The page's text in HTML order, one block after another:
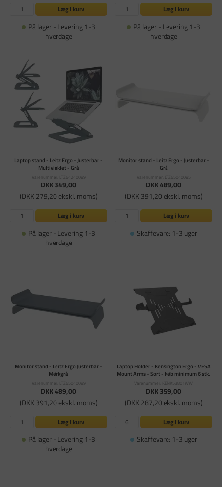
Læg i kurv
På lager - Levering 1-3
hverdage
Læg i kurv
På lager - Levering 1-3
hverdage
Laptop stand - Leitz Ergo - Justerbar -
Multivinklet - Grå
Varenummer: LTZ64240089
DKK 349,00
(DKK 279,20 ekskl. moms)
Læg i kurv
På lager - Levering 1-3
hverdage
Monitor stand - Leitz Ergo - Justerbar -
Grå
Varenummer: LTZ65040085
DKK 489,00
(DKK 391,20 ekskl. moms)
Læg i kurv
Skaffevare: 1-3 uger
Monitor stand - Leitz Ergo Justerbar -
Mørkgrå
Varenummer: LTZ65040089
DKK 489,00
(DKK 391,20 ekskl. moms)
Læg i kurv
På lager - Levering 1-3
hverdage
Laptop Holder - Kensington Ergo - VESA
Mount Arms - Sort - Køb minimum 6 stk.
Varenummer: KENK53801WW
DKK 359,00
(DKK 287,20 ekskl. moms)
Læg i kurv
Skaffevare: 1-3 uger